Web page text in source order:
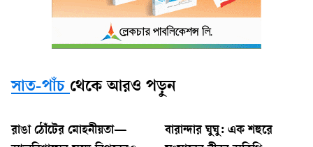
সাত-পাঁচ থেকে আরও পড়ুন
রাঙা ঠোঁটের মোহনীয়তা—
বারান্দার ঘুঘু: এক শহুরে